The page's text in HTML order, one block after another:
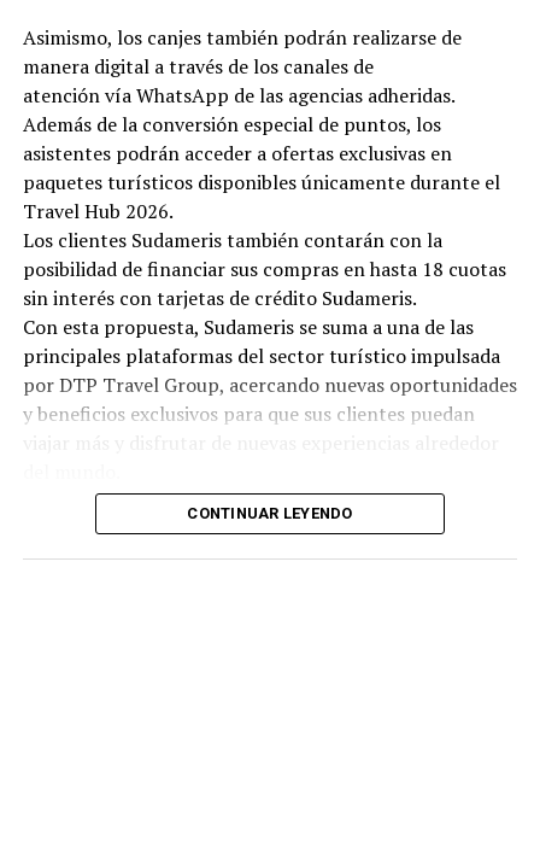
Asimismo, los canjes también podrán realizarse de
manera digital a través de los canales de
atención vía WhatsApp de las agencias adheridas.
Además de la conversión especial de puntos, los
asistentes podrán acceder a ofertas exclusivas en
paquetes turísticos disponibles únicamente durante el
Travel Hub 2026.
Los clientes Sudameris también contarán con la
posibilidad de financiar sus compras en hasta 18 cuotas
sin interés con tarjetas de crédito Sudameris.
Con esta propuesta, Sudameris se suma a una de las
principales plataformas del sector turístico impulsada
por DTP Travel Group, acercando nuevas oportunidades
y beneficios exclusivos para que sus clientes puedan
CONTINUAR LEYENDO